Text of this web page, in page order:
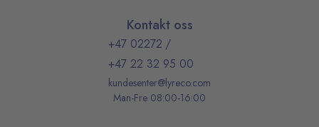
Kontakt oss
+47 02272 /
+47 22 32 95 00
kundesenter@lyreco.com
Man-Fre 08:00-16:00